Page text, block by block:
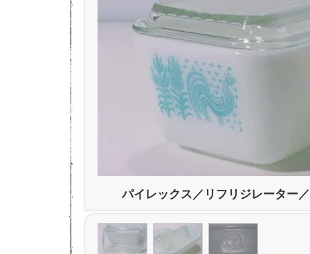
パイレックス／リフリジレーター